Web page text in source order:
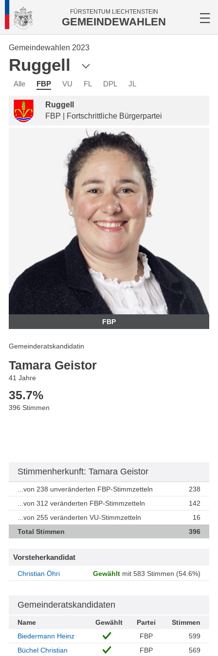
FÜRSTENTUM LIECHTENSTEIN
GEMEINDEWAHLEN
Gemeindewahlen 2023
Ruggell
Alle FBP VU FL DPL JL
Ruggell
FBP | Fortschrittliche Bürgerpartei
FBP
Gemeinderatskandidatin
Tamara Geistor
41 Jahre
35.7%
396 Stimmen
Stimmenherkunft: Tamara Geistor
...von 238 unveränderten FBP-Stimmzetteln
238
...von 312 veränderten FBP-Stimmzetteln
142
...von 255 veränderten VU-Stimmzetteln
16
Total Stimmen
396
Vorsteherkandidat
Christian Öhri Gewählt mit 583 Stimmen (54.6%)
Gemeinderatskandidaten
Name Gewählt Partei
Stimmen
Biedermann Heinz
FBP
599
Büchel Christian
FBP 569